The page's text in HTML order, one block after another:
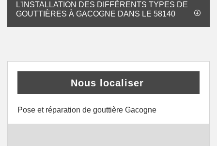
L'INSTALLATION DES DIFFÉRENTS TYPES DE
GOUTTIÈRES À GACOGNE DANS LE 58140
Nous localiser
Pose et réparation de gouttière Gacogne